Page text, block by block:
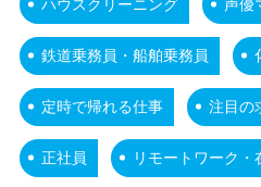
ハウスクリーニング 声優
鉄道乗務員・船舶乗務員
定時で帰れる仕事 注目の
正社員 リモートワーク・